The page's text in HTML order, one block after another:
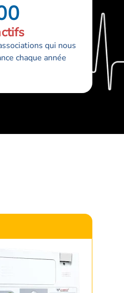
qui nous
chaque année